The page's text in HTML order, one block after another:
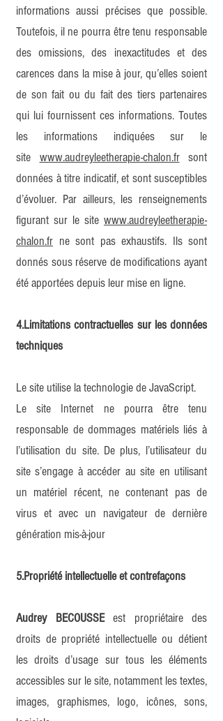
informations aussi précises que possible.
Toutefois, il ne pourra être tenu responsable
des omissions, des inexactitudes et des
carences dans la mise à jour, qu’elles soient
de son fait ou du fait des tiers partenaires
qui lui fournissent ces informations. Toutes
les informations indiquées sur le
site www.audreyleetherapie-chalon.frsont
données à titre indicatif, et sont susceptibles
d’évoluer. Par ailleurs, les renseignements
figurant sur le site www.audreyleetherapie-
chalon.fr ne sont pas exhaustifs. Ils sont
donnés sous réserve de modifications ayant
été apportées depuis leur mise en ligne.
4.Limitations contractuelles sur les données
techniques
Le site utilise la technologie de JavaScript.
Le site Internet ne pourra être tenu
responsable de dommages matériels liés à
l’utilisation du site. De plus, l’utilisateur du
site s’engage à accéder au site en utilisant
un matériel récent, ne contenant pas de
virus et avec un navigateur de dernière
génération mis-à-jour
5.Propriété intellectuelle et contrefaçons
Audrey BECOUSSEest propriétaire des
droits de propriété intellectuelle ou détient
les droits d’usage sur tous les éléments
accessibles sur le site, notamment les textes,
images, graphismes, logo, icônes, sons,